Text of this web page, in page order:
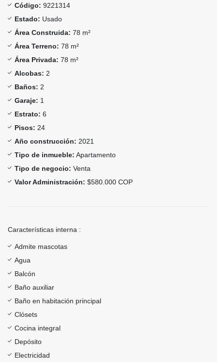
Código: 9221314
Estado: Usado
Área Construida: 78 m²
Área Terreno: 78 m²
Área Privada: 78 m²
Alcobas: 2
Baños: 2
Garaje: 1
Estrato: 6
Pisos: 24
Año construcción: 2021
Tipo de inmueble: Apartamento
Tipo de negocio: Venta
Valor Administración: $580.000 COP
Características interna :
Admite mascotas
Agua
Balcón
Baño auxiliar
Baño en habitación principal
Clósets
Cocina integral
Depósito
Electricidad